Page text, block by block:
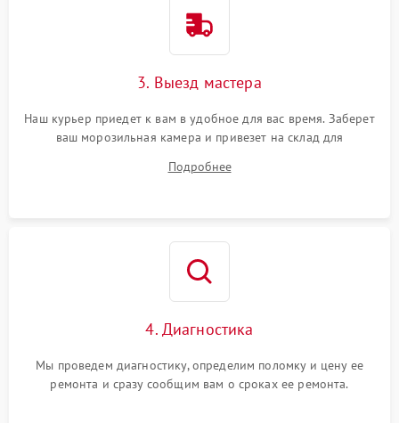
3. Выезд мастера
Наш курьер приедет к вам в удобное для вас время. Заберет
ваш морозильная камера и привезет на склад для
Подробнее
4. Диагностика
Мы проведем диагностику, определим поломку и цену ее
ремонта и сразу сообщим вам о сроках ее ремонта.